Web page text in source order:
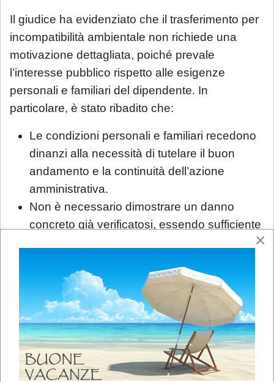
Il giudice ha evidenziato che il trasferimento per
incompatibilità ambientale non richiede una
motivazione dettagliata, poiché prevale
l’interesse pubblico rispetto alle esigenze
personali e familiari del dipendente. In
particolare, è stato ribadito che:
Le condizioni personali e familiari recedono
dinanzi alla necessità di tutelare il buon
andamento e la continuità dell’azione
amministrativa.
Non è necessario dimostrare un danno
concreto già verificatosi, essendo sufficiente
La discrezionalità dell’amministrazione è
sindacabile solo per manifesta
irragionevolezza, illogicità o sproporzione,
elementi non ravvisati nel caso in esame.
Il TAR ha inoltre sottolineato che l’adozione del
trasferimento rispondeva a un’esigenza
×